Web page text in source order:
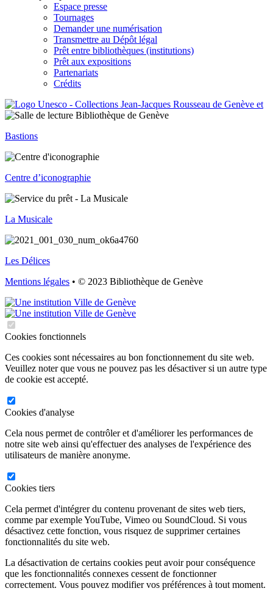
Espace presse
Tournages
Demander une numérisation
Transmettre au Dépôt légal
Prêt entre bibliothèques (institutions)
Prêt aux expositions
Partenariats
Crédits
Bastions
Centre d’iconographie
La Musicale
Les Délices
Mentions légales • © 2023 Bibliothèque de Genève
Cookies fonctionnels
Ces cookies sont nécessaires au bon fonctionnement du site web.
Veuillez noter que vous ne pouvez pas les désactiver si un autre type
de cookie est accepté.
Cookies d'analyse
Cela nous permet de contrôler et d'améliorer les performances de
notre site web ainsi qu'effectuer des analyses de l'expérience des
utilisateurs de manière anonyme.
Cookies tiers
Cela permet d'intégrer du contenu provenant de sites web tiers,
comme par exemple YouTube, Vimeo ou SoundCloud. Si vous
désactivez cette fonction, vous risquez de supprimer certaines
fonctionnalités du site web.
La désactivation de certains cookies peut avoir pour conséquence
que les fonctionnalités connexes cessent de fonctionner
correctement. Vous pouvez modifier vos préférences à tout moment.